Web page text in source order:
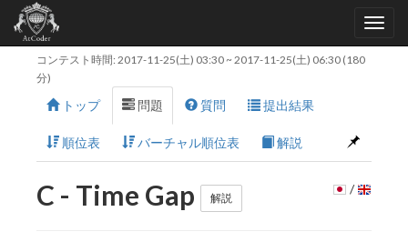
コンテスト時間: 2017-11-25(土) 03:30~ 2017-11-25(土) 06:30 (180
分)
トップ 問題 質問 提出結果
順位表 バーチャル順位表 解説
C - Time Gap 解説
/